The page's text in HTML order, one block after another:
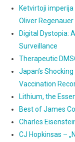
Ketvirtoji
Oliver Regenauer
Digital Dystopia:
Surveillance
Therapeutic
Japan’s
Vaccination
Lithium, the
Best of James
Charles
CJ Hopkinsas –